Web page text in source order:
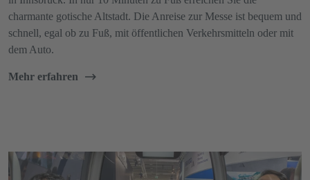
charmante gotische Altstadt. Die Anreise zur Messe ist bequem und
schnell, egal ob zu Fuß, mit öffentlichen Verkehrsmitteln oder mit
dem Auto.
Mehr erfahren